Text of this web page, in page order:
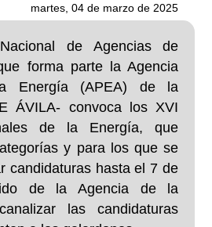
martes, 04 de marzo de 2025
de Agencias de
forma parte la Agencia
Energía (APEA) de la
ÁVILA- convoca los XVI
de la Energía, que
y para los que se
candidaturas hasta el 7 de
de la Agencia de la
las candidaturas